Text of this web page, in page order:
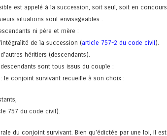
est appelé à la succession, soit seul, soit en concours
situations sont envisageables :
ni père et mère :
de la succession (article 757-2 du code civil).
héritiers (descendants).
sont tous issus du couple :
le conjoint survivant recueille à son choix :
757 du code civil).
du conjoint survivant. Bien qu’édictée par une loi, il est